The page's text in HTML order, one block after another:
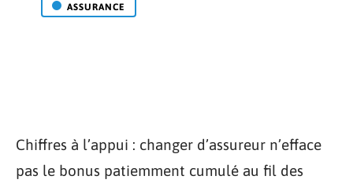
ASSURANCE
Chiffres à l’appui : changer d’assureur n’efface
pas le bonus patiemment cumulé au fil des